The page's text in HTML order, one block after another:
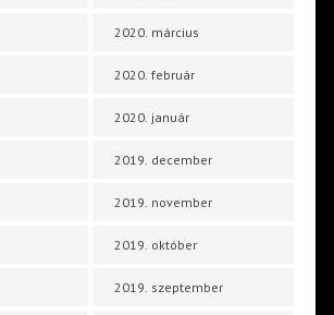
2020. március
2020. február
2020. január
2019. december
2019. november
2019. október
2019. szeptember